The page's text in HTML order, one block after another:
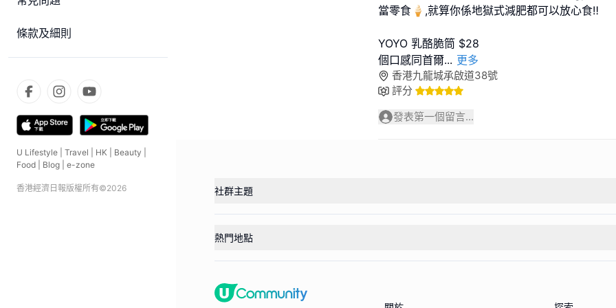
條款及細則
U Lifestyle Travel HK Beauty
Food
Blog e-zone
香港經濟日報版權所有©2026
當零食🍦,就算你係地獄式減肥都可以放心食‼️
YOYO 乳酪脆筒 $28
個口感同首爾... 更多
香港九龍城承啟道38號
評分
發表第一個留言...
社群主題
熱門地點